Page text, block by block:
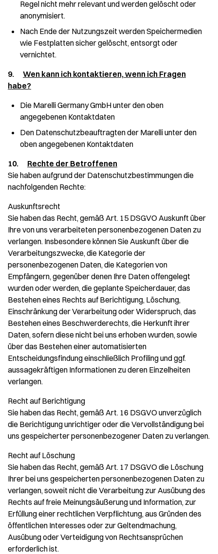
Regel nicht mehr relevant und werden gelöscht oder
anonymisiert.
Nach Ende der Nutzungszeit werden Speichermedien
wie Festplatten sicher gelöscht, entsorgt oder
vernichtet.
9. Wen kann ich kontaktieren, wenn ich Fragen
habe?
Die Marelli Germany GmbH unter den oben
angegebenen Kontaktdaten
Den Datenschutzbeauftragten der Marelli unter den
oben angegebenen Kontaktdaten
10. Rechte der Betroffenen
Sie haben aufgrund der Datenschutzbestimmungen die
nachfolgenden Rechte:
Auskunftsrecht
Sie haben das Recht, gemäß Art. 15 DSGVO Auskunft über
Ihre von uns verarbeiteten personenbezogenen Daten zu
verlangen. Insbesondere können Sie Auskunft über die
Verarbeitungszwecke, die Kategorie der
personenbezogenen Daten, die Kategorien von
Empfängern, gegenüber denen Ihre Daten offengelegt
wurden oder werden, die geplante Speicherdauer, das
Bestehen eines Rechts auf Berichtigung, Löschung,
Einschränkung der Verarbeitung oder Widerspruch, das
Bestehen eines Beschwerderechts, die Herkunft ihrer
Daten, sofern diese nicht bei uns erhoben wurden, sowie
über das Bestehen einer automatisierten
Entscheidungsfindung einschließlich Profiling und ggf.
aussagekräftigen Informationen zu deren Einzelheiten
verlangen.
Recht auf Berichtigung
Sie haben das Recht, gemäß Art. 16 DSGVO unverzüglich
die Berichtigung unrichtiger oder die Vervollständigung bei
uns gespeicherter personenbezogener Daten zu verlangen.
Recht auf Löschung
Sie haben das Recht, gemäß Art. 17 DSGVO die Löschung
Ihrer bei uns gespeicherten personenbezogenen Daten zu
verlangen, soweit nicht die Verarbeitung zur Ausübung des
Rechts auf freie Meinungsäußerung und Information, zur
Erfüllung einer rechtlichen Verpflichtung, aus Gründen des
öffentlichen Interesses oder zur Geltendmachung,
Ausübung oder Verteidigung von Rechtsansprüchen
erforderlich ist.